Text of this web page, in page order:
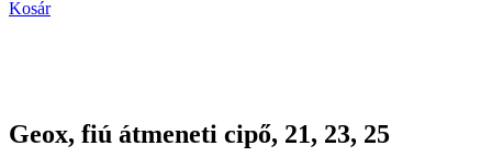
Kosár
Geox, fiú átmeneti cipő, 21, 23, 25